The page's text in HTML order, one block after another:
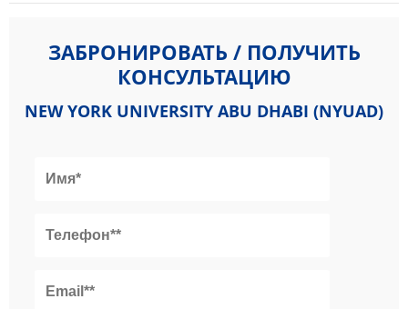
ЗАБРОНИРОВАТЬ / ПОЛУЧИТЬ
КОНСУЛЬТАЦИЮ
NEW YORK UNIVERSITY ABU DHABI (NYUAD)